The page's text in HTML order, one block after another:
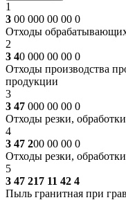
1
3 00 000 00 00 0
Отходы
2
3 40 000 00 00 0
Отходы производства
продукции
3
3 47 000 00 00 0
Отходы резки,
4
3 47 200 00 00 0
Отходы резки,
5
3 47 217 11 42 4
Пыль гранитная при